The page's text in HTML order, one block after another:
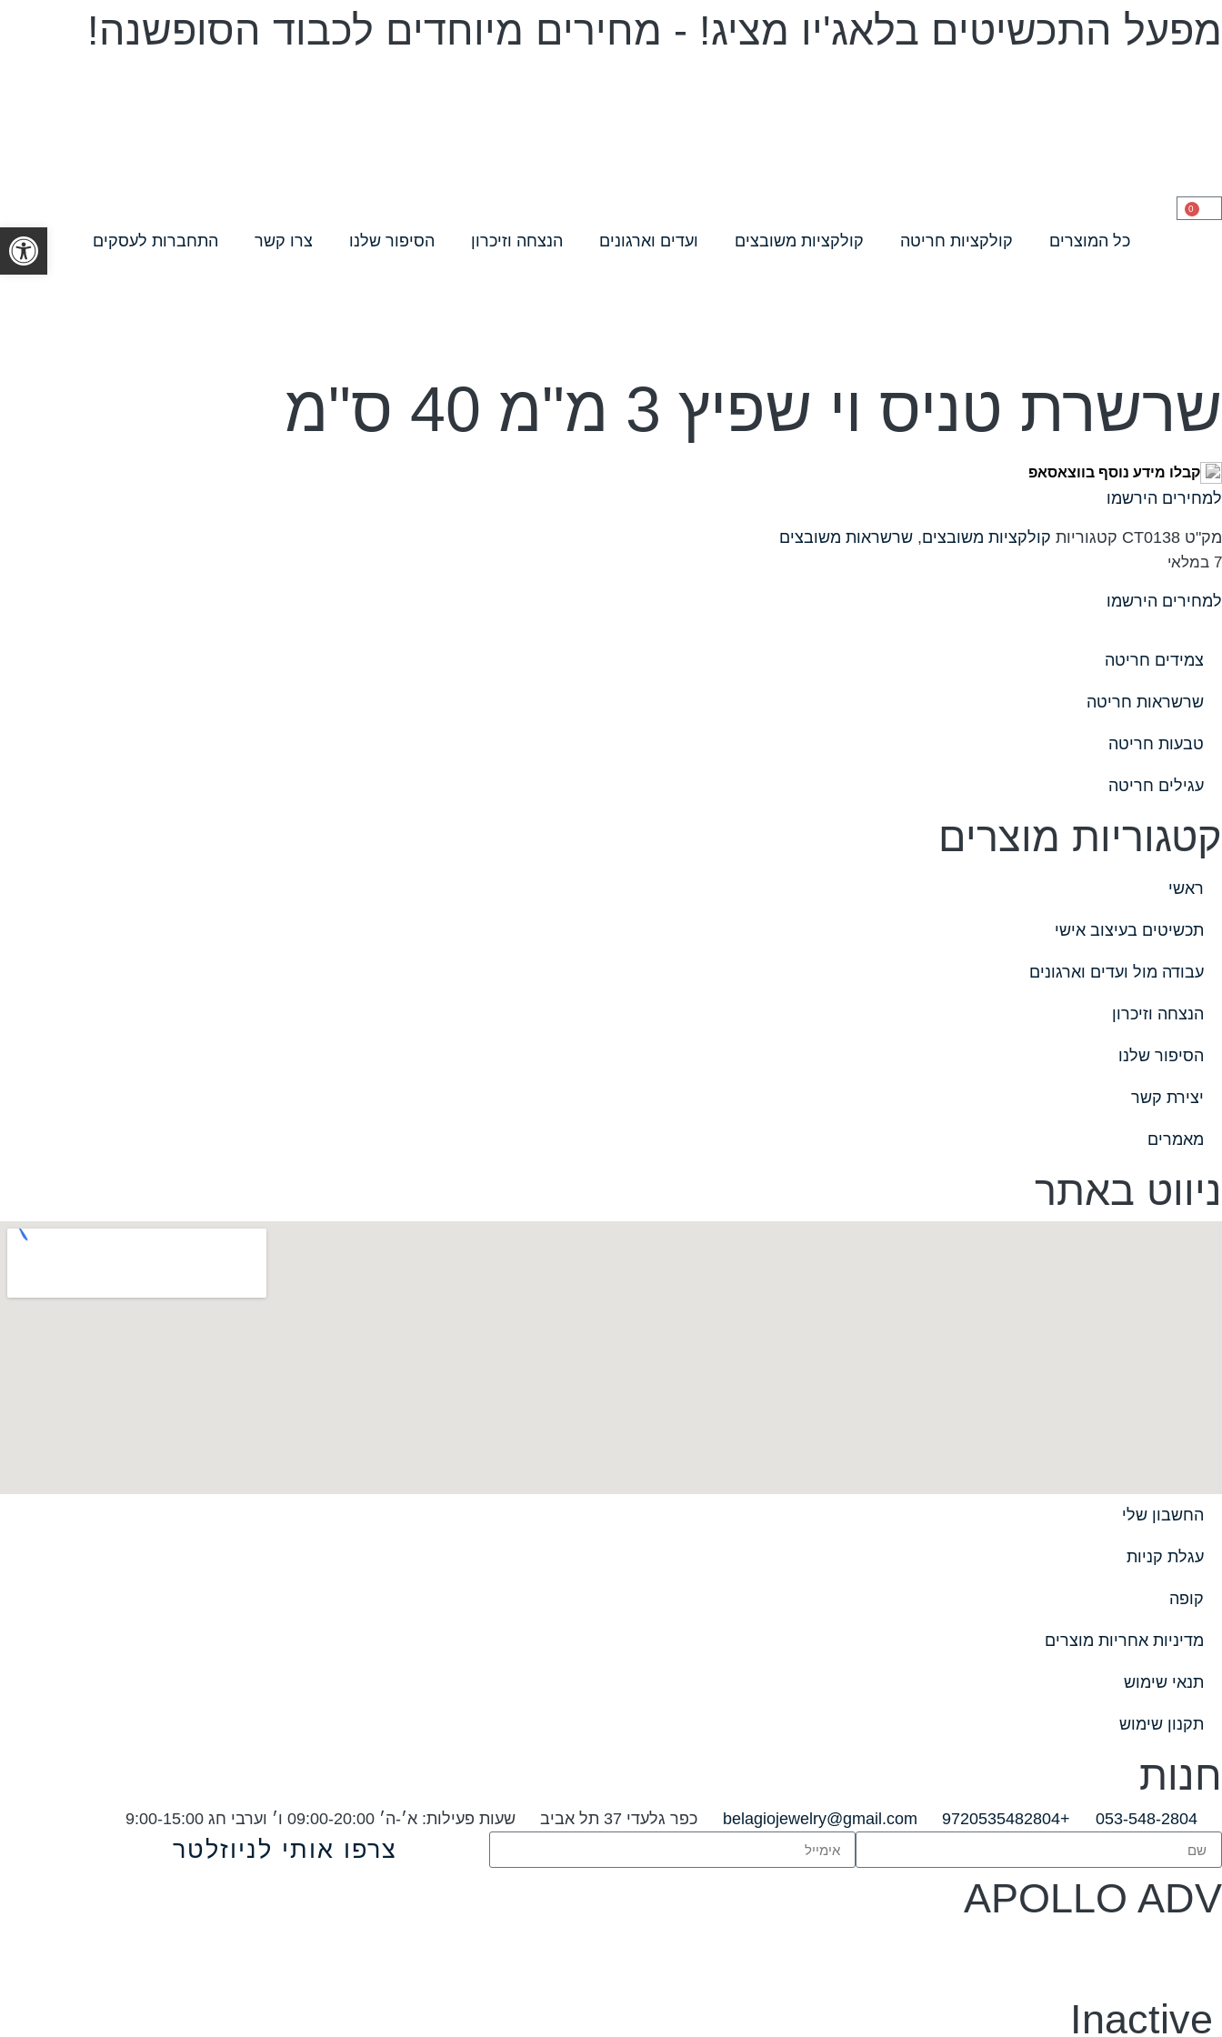
מפעל התכשיטים בלאג'יו מציג! - מחירים מיוחדים לכבוד הסופשנה!
0
כל המוצרים קולקציות חריטה קולקציות משובצים ועדים וארגונים הנצחה וזיכרון הסיפור שלנו צרו קשר התחברות לעסקים
שרשרת טניס וי שפיץ 3 מ"מ 40 ס"מ
קבלו מידע נוסף בווצאסאפ
למחירים הירשמו
מק"ט CT0138 קטגוריות קולקציות משובצים, שרשראות משובצים
7 במלאי
למחירים הירשמו
צמידים חריטה
שרשראות חריטה
טבעות חריטה
עגילים חריטה
קטגוריות מוצרים
ראשי
תכשיטים בעיצוב אישי
עבודה מול ועדים וארגונים
הנצחה וזיכרון
הסיפור שלנו
יצירת קשר
מאמרים
ניווט באתר
החשבון שלי
עגלת קניות
קופה
מדיניות אחריות מוצרים
תנאי שימוש
תקנון שימוש
חנות
053-548-2804
+9720535482804
belagiojewelry@gmail.com כפר גלעדי 37 תל אביב שעות פעילות: א׳-ה׳ 09:00-20:00 ו׳ וערבי חג 9:00-15:00
צרפו אותי לניוזלטר
APOLLO ADV
Inactive
פתח